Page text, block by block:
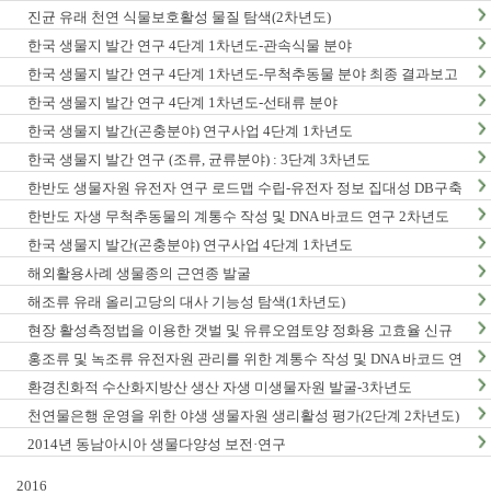
진균 유래 천연 식물보호활성 물질 탐색(2차년도)
한국 생물지 발간 연구 4단계 1차년도-관속식물 분야
한국 생물지 발간 연구 4단계 1차년도-무척추동물 분야 최종 결과보고
서
한국 생물지 발간 연구 4단계 1차년도-선태류 분야
한국 생물지 발간(곤충분야) 연구사업 4단계 1차년도
한국 생물지 발간 연구 (조류, 균류분야) : 3단계 3차년도
한반도 생물자원 유전자 연구 로드맵 수립-유전자 정보 집대성 DB구축
(1차년도)
한반도 자생 무척추동물의 계통수 작성 및 DNA 바코드 연구 2차년도
한국 생물지 발간(곤충분야) 연구사업 4단계 1차년도
해외활용사례 생물종의 근연종 발굴
해조류 유래 올리고당의 대사 기능성 탐색(1차년도)
현장 활성측정법을 이용한 갯벌 및 유류오염토양 정화용 고효율 신규
미생물자원 발굴-3차년도
홍조류 및 녹조류 유전자원 관리를 위한 계통수 작성 및 DNA 바코드 연
구 2단계 1차년도
환경친화적 수산화지방산 생산 자생 미생물자원 발굴-3차년도
천연물은행 운영을 위한 야생 생물자원 생리활성 평가(2단계 2차년도)
2014년 동남아시아 생물다양성 보전·연구
2016